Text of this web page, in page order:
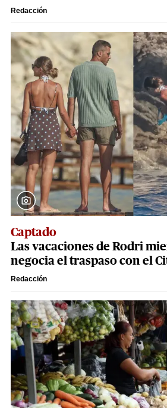
Redacción
Captado
Las vacaciones de Rodri
negocia el traspaso con el
Redacción